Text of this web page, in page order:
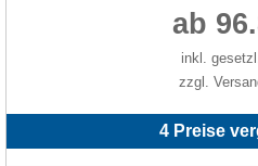
ab
inkl.
zzgl.
4 Preise